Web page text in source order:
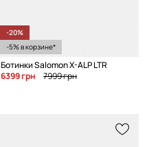
-20%
-5% в корзине*
Ботинки Salomon X-ALP LTR
6399 грн
7999 грн